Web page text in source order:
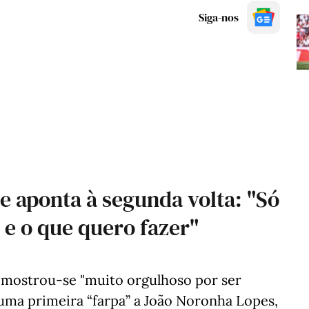
Siga-nos
aponta à segunda volta: "Só
o que quero fazer"
se "muito orgulhoso por ser
primeira “farpa” a João Noronha Lopes,